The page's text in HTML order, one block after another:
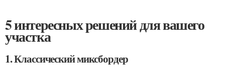
5 интересных решений для вашего
участка
1. Классический миксбордер